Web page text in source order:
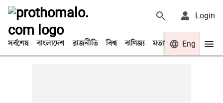
Login
সর্বশেষ বাংলাদেশ রাজনীতি বিশ্ব বাণিজ্য মতামত খেলা
Eng